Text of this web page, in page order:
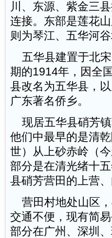
川、东源、紫金三
连接。东部是莲花
则为琴江、五华河谷
五华县建置于北
期的1914年，因全
县改名为五华县，
广东著名侨乡。
现居五华县硝芳镇
他们中最早的是清
世）从上砂赤岭（
部分是在清光绪十
县硝芳营田的上营、
营田村地处山区，
交通不便，现有简
部分在广州、深圳